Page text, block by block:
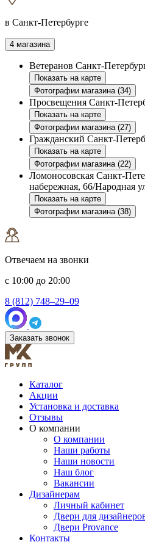
в Санкт-Петербурге
4 магазина
Ветеранов Санкт-
Показать на карте
Фотографии магазина (34)
Просвещения Санкт-
Показать на карте
Фотографии магазина (27)
Гражданский Санкт-
Показать на карте
Фотографии магазина (22)
Ломоносовская Санкт-
набережная, 66/Народная
Показать на карте
Фотографии магазина (38)
Отвечаем на звонки
с 10:00 до 20:00
8 (812) 748–29–09
Заказать звонок
Каталог
Акции
Установка и доставка
Отзывы
О компании
О компании
Наши работы
Наши новости
Наш блог
Вакансии
Дизайнерам
Личный кабинет
Двери для
Двери Provance
Контакты